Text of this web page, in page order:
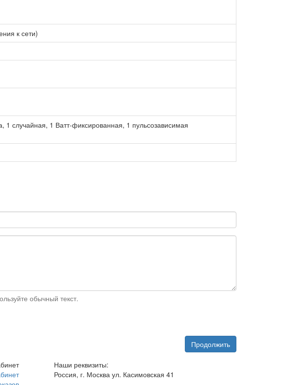
к сети)
1 случайная, 1 Ватт-фиксированная, 1 пульсозависимая
обычный текст.
Продолжить
Наши реквизиты:
Россия, г. Москва ул. Касимовская 41